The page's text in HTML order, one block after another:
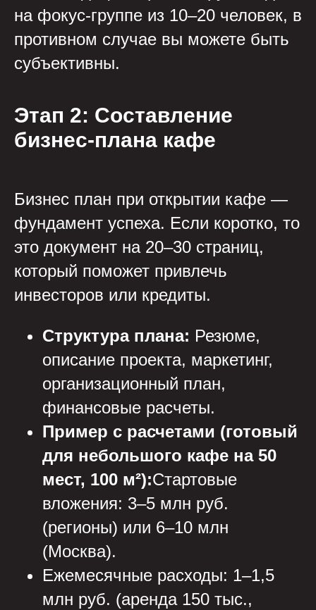
на фокус-группе из 10–20 человек, в
противном случае вы можете быть
субъективны.
Этап 2: Составление
бизнес-плана кафе
Бизнес план при открытии кафе —
фундамент успеха. Если коротко, то
это документ на 20–30 страниц,
который поможет привлечь
инвесторов или кредиты.
Структура плана: Резюме,
описание проекта, маркетинг,
организационный план,
финансовые расчеты.
Пример с расчетами (готовый
для небольшого кафе на 50
мест, 100 м²):Стартовые
вложения: 3–5 млн руб.
(регионы) или 6–10 млн
(Москва).
Ежемесячные расходы: 1–1,5
млн руб. (аренда 150 тыс.,